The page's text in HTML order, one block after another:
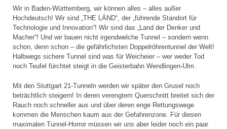
Wir in Baden-Württemberg, wir können alles – alles außer
Hochdeutsch! Wir sind „THE LÄND“, der „führende Standort für
Technologie und Innovation“! Wir sind das „Land der Denker und
Macher“! Und wir bauen nicht irgendwelche Tunnel – sondern wenn
schon, denn schon – die gefährlichsten Doppelröhrentunnel der Welt!
Halbwegs sichere Tunnel sind was für Weicheier – wer weder Tod
noch Teufel fürchtet steigt in die Geisterbahn Wendlingen-Ulm.
Mit den Stuttgart 21-Tunneln werden wir später den Grusel noch
beträchtlich steigern! In deren verengtem Querschnitt breitet sich der
Rauch noch schneller aus und über deren enge Rettungswege
kommen die Menschen kaum aus der Gefahrenzone. Für diesen
maximalen Tunnel-Horror müssen wir uns aber leider noch ein paar